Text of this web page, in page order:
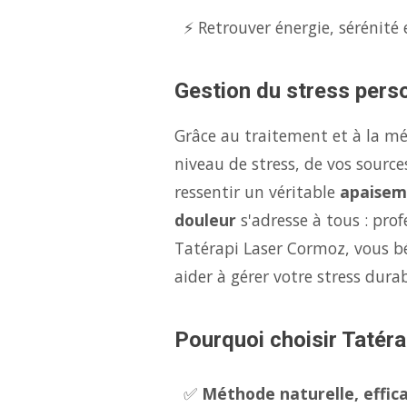
⚡ Retrouver énergie,
Gestion du stress
Grâce au traitement et à la
niveau de stress, de vos
ressentir un véritable
douleur s'adresse à tous :
Tatérapi Laser Cormoz, vous
aider à gérer votre stress
Pourquoi choisir
✅ Méthode naturelle,